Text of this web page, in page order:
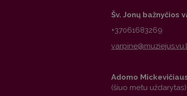
Šv. Jonų bažnyčios
+37061683269
Adomo
(šiuo metu uždarytas)